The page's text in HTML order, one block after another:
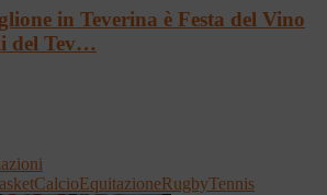
in Teverina è Festa del Vino
del Tev…
CalcioEquitazioneRugbyTennis